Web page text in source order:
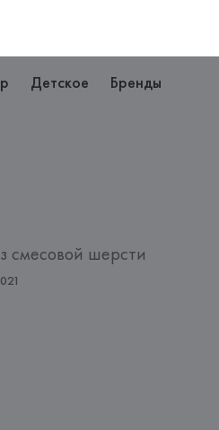
Детское Бренды
смесовой шерсти